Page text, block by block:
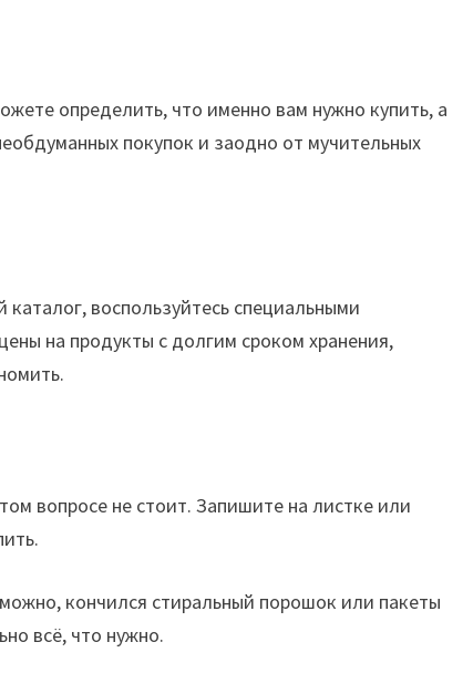
определить, что именно вам нужно купить, а
покупок и заодно от мучительных
воспользуйтесь специальными
на продукты с долгим сроком хранения,
вопросе не стоит. Запишите на листке или
кончился стиральный порошок или пакеты
всё, что нужно.